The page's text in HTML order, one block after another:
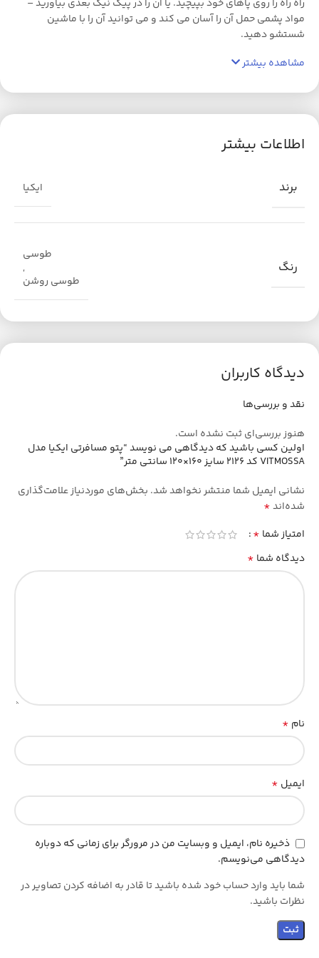
راه راه را روی پاهای خود بپیچید. یا آن را در پیک نیک بعدی بیاورید –
مواد پشمی حمل آن را آسان می کند و می توانید آن را با ماشین
شستشو دهید.
مشاهده بیشتر
اطلاعات بیشتر
برند ایکیا
رنگ
طوسی
,
طوسی روشن
دیدگاه کاربران
نقد و بررسی‌ها
هنوز بررسی‌ای ثبت نشده است.
اولین کسی باشید که دیدگاهی می نویسد “پتو مسافرتی ایکیا مدل
VITMOSSA کد 2126 سایز 160×120 سانتی متر”
نشانی ایمیل شما منتشر نخواهد شد. بخش‌های موردنیاز علامت‌گذاری
شده‌اند*
امتیاز شما *
دیدگاه شما *
نام *
ایمیل *
ذخیره نام، ایمیل و وبسایت من در مرورگر برای زمانی که دوباره
دیدگاهی می‌نویسم.
شما باید وارد حساب خود شده باشید تا قادر به اضافه کردن تصاویر در
نظرات باشید.